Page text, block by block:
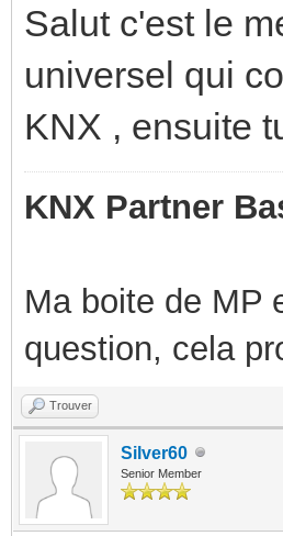
Salut c'est le
universel qui
KNX , ensuite
KNX Partner
Ma boite de MP
question, cela
Trouver
Silver60
Senior Member